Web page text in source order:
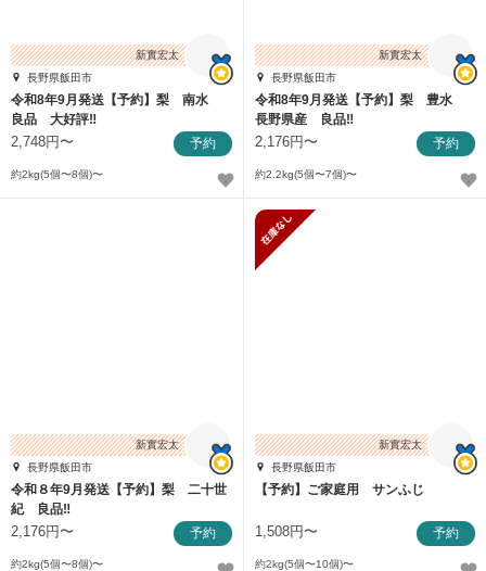
新實宏太
長野県飯田市
令和8年9月発送【予約】梨 南水
良品 大好評‼️
2,748円〜 予約
約2kg(5個〜8個)〜
新實宏太
長野県飯田市
令和8年9月発送【予約】梨 豊水
長野県産 良品‼️
2,176円〜 予約
約2.2kg(5個〜7個)〜
新實宏太
長野県飯田市
令和８年9月発送【予約】梨 二十世
紀 良品‼️
2,176円〜 予約
約2kg(5個〜8個)〜
新實宏太
長野県飯田市
【予約】ご家庭用 サンふじ
1,508円〜 予約
約2kg(5個〜10個)〜